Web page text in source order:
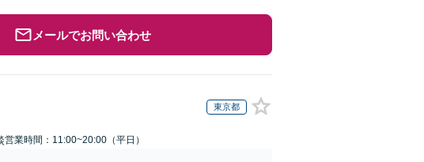
メールでお問い合わせ
東京都
営業時間：11:00~20:00（平日）